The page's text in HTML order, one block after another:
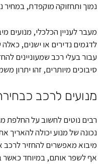
נמוך ותחזוקה מוקפדת,
מעבר לעניין הכלכלי, מנועים
לדגמים נדירים או ישנים,
עבור בעלי רכב שמעוניינים
סיבוכים מיותרים, זהו יתרון
מנועים לרכב
רבים נוטים לחשוב על החלפת
נכונה של מנוע יכולה להאריך
מיבוא מאפשרים להחזיר לרכב
אף לשפר אותם, במיוחד כאשר